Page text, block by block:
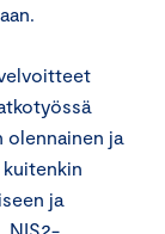
olennainen ja
ja
NIS2-